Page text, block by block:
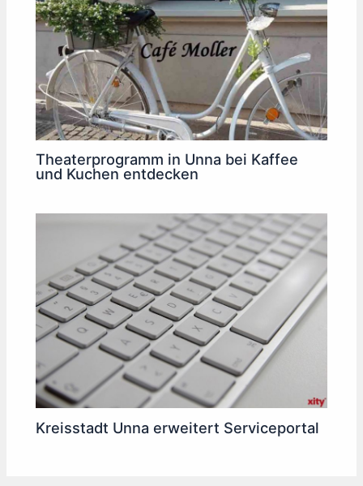
Theaterprogramm in Unna bei Kaffee
und Kuchen entdecken
Kreisstadt Unna erweitert Serviceportal